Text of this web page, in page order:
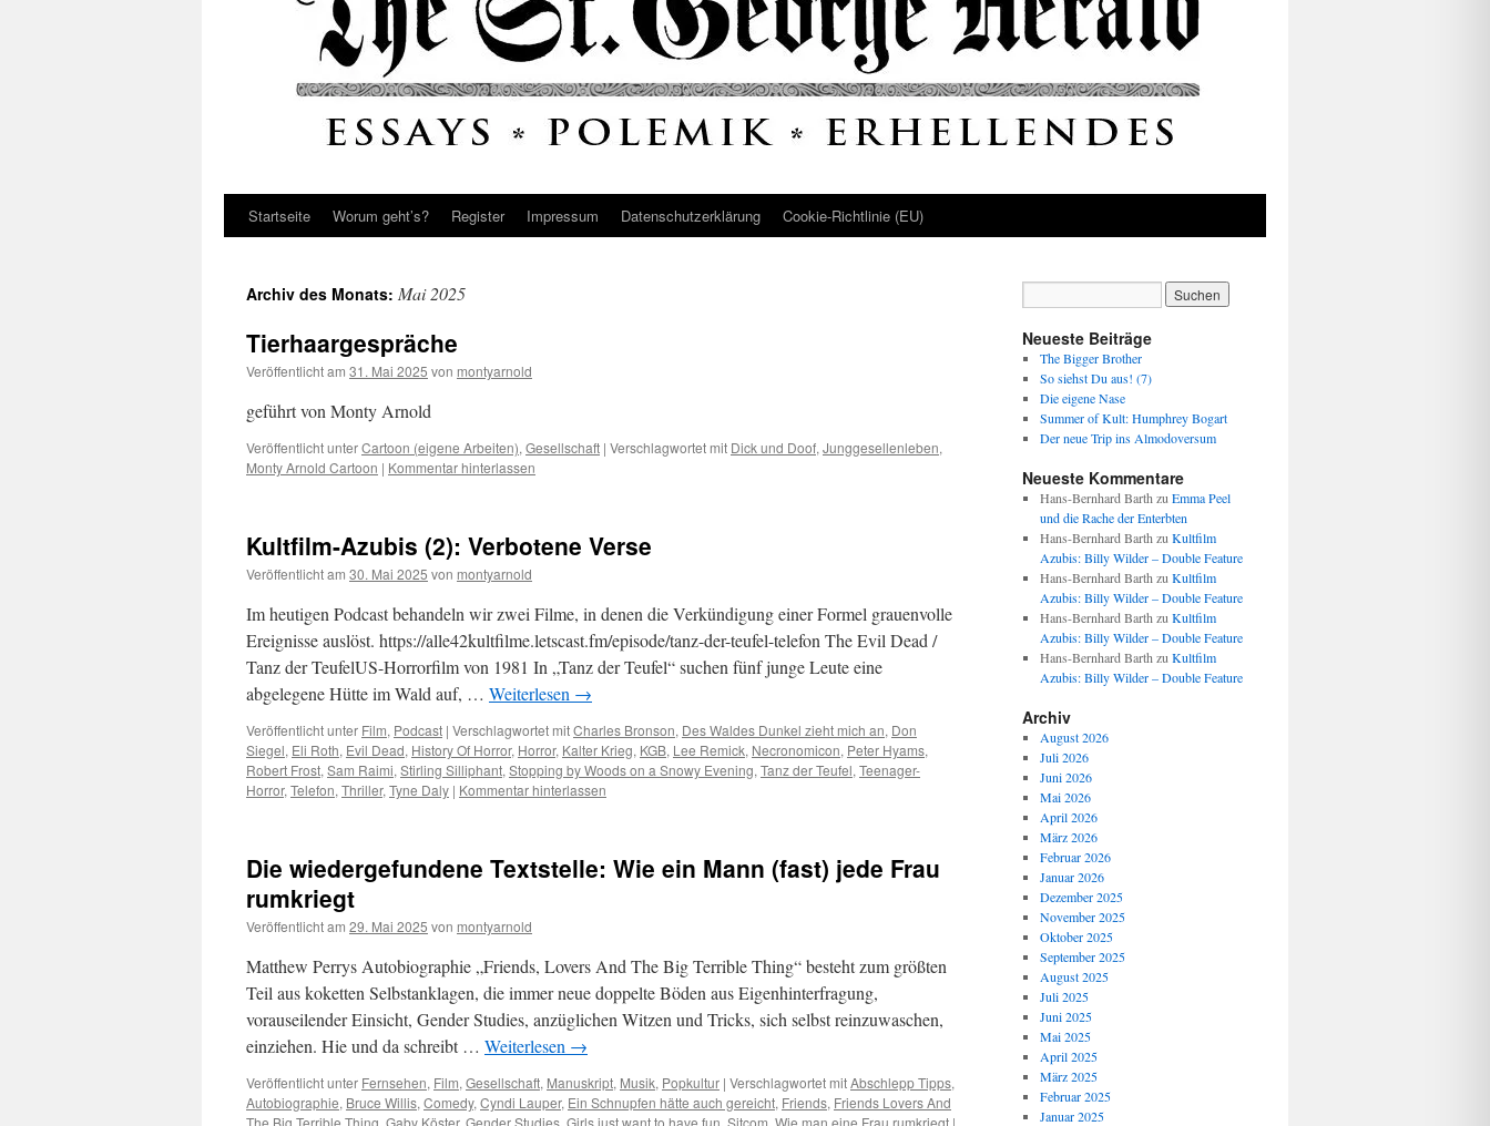
Startseite Worum geht’s? Register Impressum Datenschutz­erklärung Cookie-Richtlinie (EU)
Archiv des Monats: Mai 2025
Tierhaargespräche
Veröffentlicht am 31. Mai 2025 von montyarnold
geführt von Monty Arnold
Veröffentlicht unterCartoon (eigene Arbeiten), Gesellschaft | Verschlagwortet mit Dick und Doof, Junggesellenleben,
Monty Arnold Cartoon | Kommentar hinterlassen
Kultfilm-Azubis (2): Verbotene Verse
Veröffentlicht am 30. Mai 2025 von montyarnold
Im heutigen Podcast behandeln wir zwei Filme, in denen die Verkündigung einer Formel grauenvolle
Ereignisse auslöst. https://alle42kultfilme.letscast.fm/episode/tanz-der-teufel-telefon The Evil Dead /
Tanz der TeufelUS-Horrorfilm von 1981 In „Tanz der Teufel“ suchen fünf junge Leute eine
abgelegene Hütte im Wald auf, … Weiterlesen →
Veröffentlicht unter Film, Podcast | Verschlagwortet mitCharles Bronson, Des Waldes Dunkel zieht mich an, Don
Siegel, Eli Roth, Evil Dead, History Of Horror, Horror, Kalter Krieg, KGB, Lee Remick, Necronomicon, Peter Hyams,
Robert Frost, Sam Raimi, Stirling Silliphant, Stopping by Woods on a Snowy Evening, Tanz der Teufel, Teenager-
Horror, Telefon, Thriller, Tyne Daly | Kommentar hinterlassen
Die wiedergefundene Textstelle: Wie ein Mann (fast) jede Frau
rumkriegt
Veröffentlicht am 29. Mai 2025 von montyarnold
Matthew Perrys Autobiographie „Friends, Lovers And The Big Terrible Thing“ besteht zum größten
Teil aus koketten Selbstanklagen, die immer neue doppelte Böden aus Eigenhinterfragung,
vorauseilender Einsicht, Gender Studies, anzüglichen Witzen und Tricks, sich selbst reinzuwaschen,
einziehen. Hie und da schreibt … Weiterlesen →
Veröffentlicht unter Fernsehen, Film, Gesellschaft, Manuskript, Musik, Popkultur | Verschlagwortet mitAbschlepp Tipps,
Autobiographie, Bruce Willis, Comedy, Cyndi Lauper, Ein Schnupfen hätte auch gereicht, Friends, Friends Lovers And
The Big Terrible Thing, Gaby Köster, Gender Studies, Girls just want to have fun, Sitcom, Wie man eine Frau rumkriegt |
Neueste Beiträge
The Bigger Brother
So siehst Du aus! (7)
Die eigene Nase
Summer of Kult: Humphrey Bogart
Der neue Trip ins Almodoversum
Neueste Kommentare
Hans-Bernhard Barth zu Emma Peel
und die Rache der Enterbten
Hans-Bernhard Barth zu Kultfilm
Azubis: Billy Wilder – Double Feature
Hans-Bernhard Barth zu Kultfilm
Azubis: Billy Wilder – Double Feature
Hans-Bernhard Barth zu Kultfilm
Azubis: Billy Wilder – Double Feature
Hans-Bernhard Barth zu Kultfilm
Azubis: Billy Wilder – Double Feature
Archiv
August 2026
Juli 2026
Juni 2026
Mai 2026
April 2026
März 2026
Februar 2026
Januar 2026
Dezember 2025
November 2025
Oktober 2025
September 2025
August 2025
Juli 2025
Juni 2025
Mai 2025
April 2025
März 2025
Februar 2025
Januar 2025